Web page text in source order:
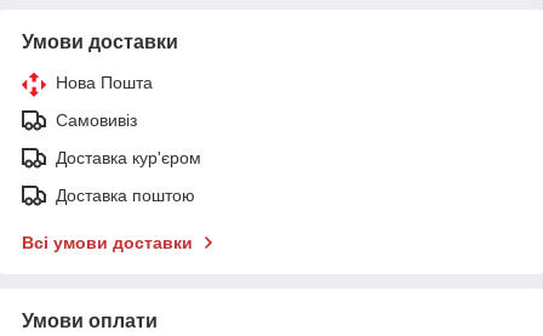
Умови доставки
Нова Пошта
Самовивіз
Доставка кур'єром
Доставка поштою
Всі умови доставки
Умови оплати